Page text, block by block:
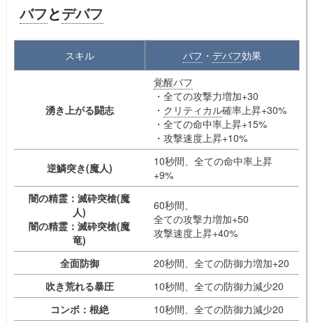
バフとデバフ
スキル バフ ・ デバフ効果
湧き上がる闘志
覚醒バフ
・全ての攻撃力増加+30
・ クリティカル確率上昇+30%
・全ての命中率上昇+15%
・攻撃速度上昇+10%
逆鱗突き(魔人)
10秒間、全ての命中率上昇
+9%
闇の精霊：滅砕突槍(魔
人)
闇の精霊：滅砕突槍(魔
竜)
60秒間、
全ての攻撃力増加+50
攻撃速度上昇+40%
全面防御
20秒間、全ての防御力増加+20
吹き荒れる暴圧
10秒間、全ての防御力減少20
コンボ：根絶
10秒間、全ての防御力減少20